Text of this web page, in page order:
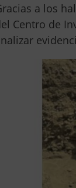
a los
Centro de